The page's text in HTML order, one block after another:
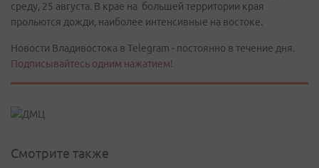
среду, 25 августа. В крае на большей территории края
прольются дожди, наиболее интенсивные на востоке.
Новости Владивостока в Telegram - постоянно в течение дня.
Подписывайтесь одним нажатием!
Смотрите также